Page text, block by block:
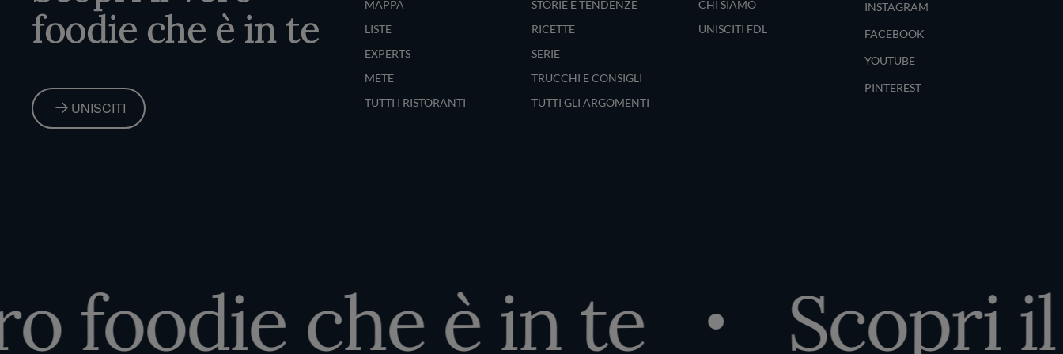
foodie che è in te
UNISCITI
MAPPA
LISTE
EXPERTS
METE
TUTTI I RISTORANTI
STORIE E TENDENZE
RICETTE
SERIE
TRUCCHI E CONSIGLI
TUTTI GLI ARGOMENTI
CHI SIAMO
UNISCITI FDL
INSTAGRAM
FACEBOOK
YOUTUBE
PINTEREST
che è in te Scopri il